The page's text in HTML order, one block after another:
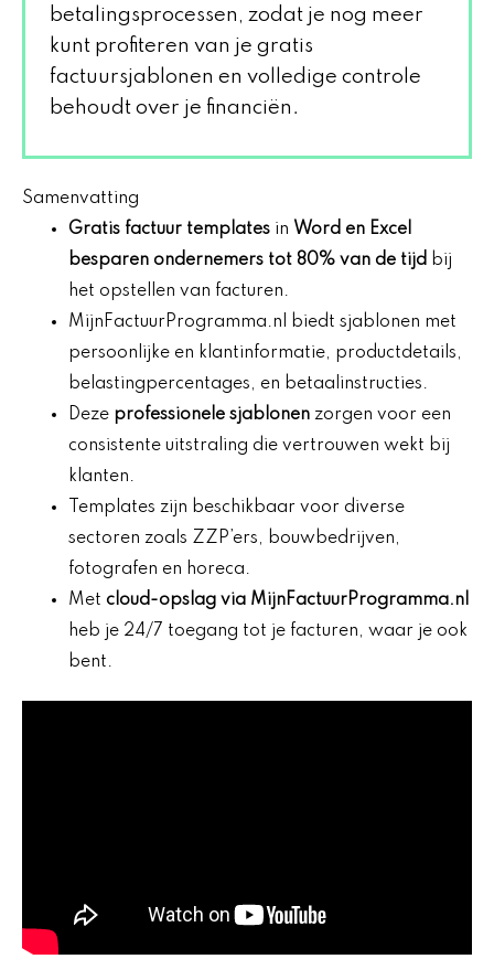
betalingsprocessen, zodat je nog meer
kunt profiteren van je gratis
factuursjablonen en volledige controle
behoudt over je financiën.
Samenvatting
Gratis factuur templates in Word en Excel
besparen ondernemers tot 80% van de tijd bij
het opstellen van facturen.
MijnFactuurProgramma.nl biedt sjablonen met
persoonlijke en klantinformatie, productdetails,
belastingpercentages, en betaalinstructies.
Deze professionele sjablonen zorgen voor een
consistente uitstraling die vertrouwen wekt bij
klanten.
Templates zijn beschikbaar voor diverse
sectoren zoals ZZP’ers, bouwbedrijven,
fotografen en horeca.
Met cloud-opslag via MijnFactuurProgramma.nl
heb je 24/7 toegang tot je facturen, waar je ook
bent.